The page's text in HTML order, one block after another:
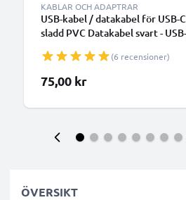
KABLAR OCH ADAPTRAR
USB-kabel / datakabel för USB-
sladd PVC Datakabel svart -
(6 recensioner)
75,00 kr
ÖVERSIKT